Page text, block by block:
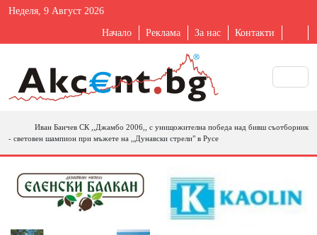
Неделя, 9 Август 2026
Начало Реклама За нас Контакти
Иван Банчев СК ,,Джамбо 2006,, с унищожителна победа над бивш съотборник
- световен шампион при мъжете на ,,Дунавски стрели" в Русе